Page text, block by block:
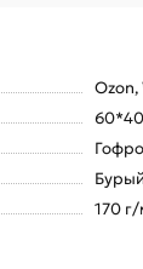
Бурый
170